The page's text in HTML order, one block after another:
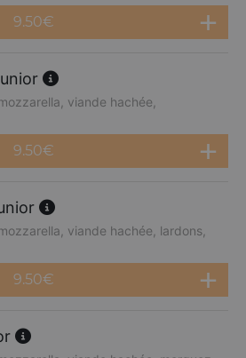
9.50€
viande hachée,
9.50€
viande hachée, lardons,
9.50€